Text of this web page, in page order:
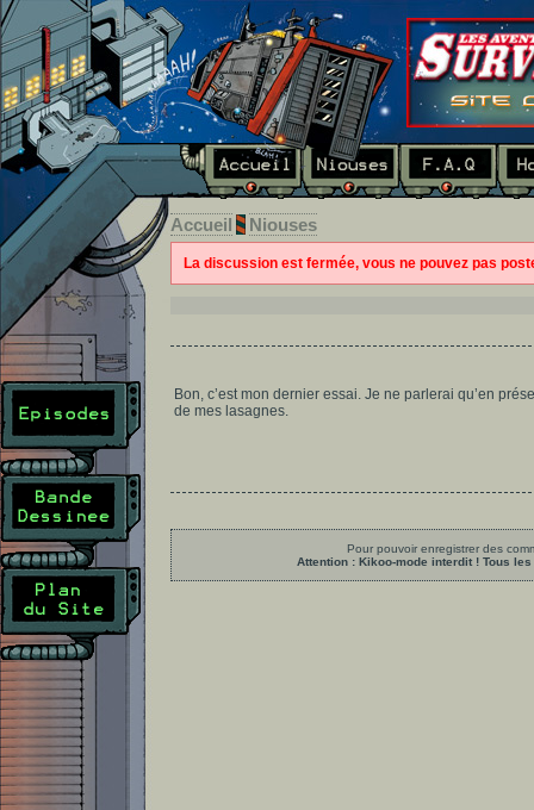
Accueil Niouses
La discussion est fermée, vous ne pouvez pas
Bon, c’est mon dernier essai. Je ne parlerai qu’en
de mes lasagnes.
Pour pouvoir enregistrer des
Attention : Kikoo-mode interdit ! Tous